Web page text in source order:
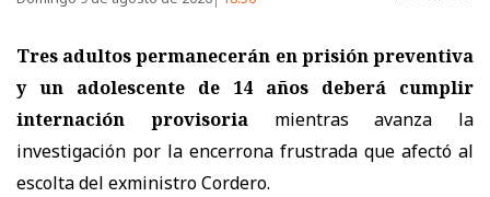
Tres adultos permanecerán en prisión preventiva
y un adolescente de 14 años deberá cumplir
internación provisoriamientras avanza la
investigación por la encerrona frustrada que afectó al
escolta del exministro Cordero.